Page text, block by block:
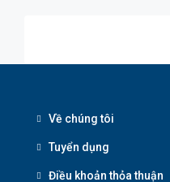
Về chúng tôi
Tuyển dụng
Điều khoản thỏa thuận